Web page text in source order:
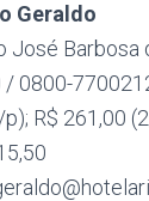
Geraldo
José
/ 0800-
R$ 261,00